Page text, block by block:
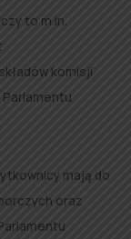
to m.in.
komisji
mają do
oraz